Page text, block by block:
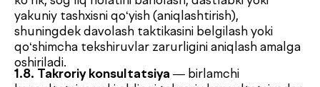
belgilaydi.
2.2.Buyurtmachi topshiradi, Klinika esa
Shartnomaning 1.1-bandida ko‘rsatilgan tibbiy
faoliyatni amalga oshirish litsenziyasiga muvofiq
Bemor uchun tibbiy xizmatlar ko‘rsatishni o‘z
zimmasiga oladi.